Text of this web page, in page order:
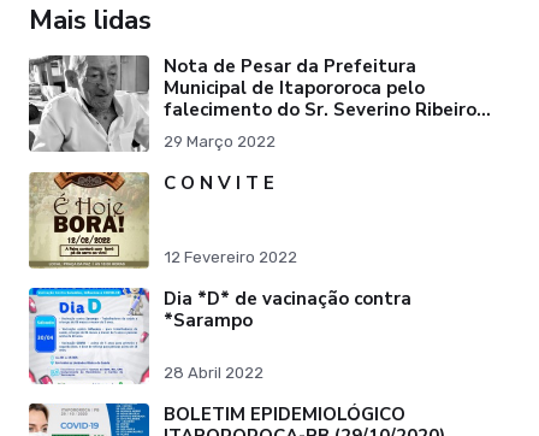
Mais lidas
Nota de Pesar da Prefeitura
Municipal de Itapororoca pelo
falecimento do Sr. Severino Ribeiro
da Silva "Pai do Ex-Prefei
29 Março 2022
C O N V I T E
12 Fevereiro 2022
Dia *D* de vacinação contra
*Sarampo
28 Abril 2022
BOLETIM EPIDEMIOLÓGICO